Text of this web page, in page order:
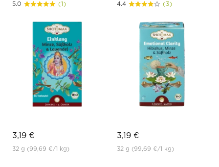
5.0 (1)
3,19 €
32 g (99,69 €/1 kg)
4.4 (3)
3,19 €
32 g (99,69 €/1 kg)